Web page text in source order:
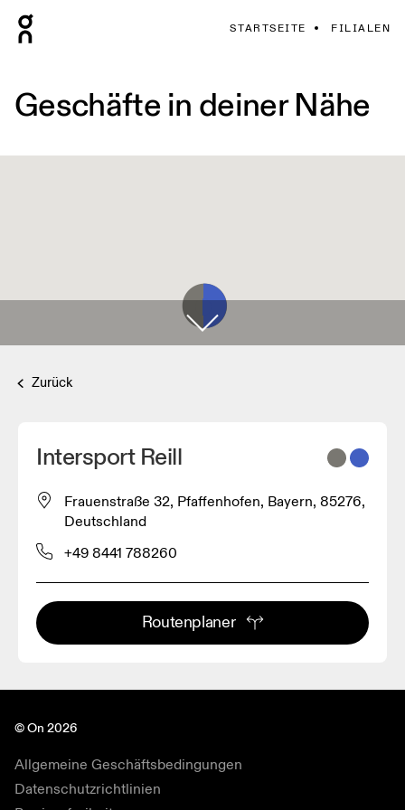
STARTSEITE FILIALEN
Geschäfte in deiner Nähe
Zurück
Intersport Reill
Frauenstraße 32, Pfaffenhofen, Bayern, 85276,
Deutschland
+49 8441 788260
Routenplaner
© On 2026
Allgemeine Geschäftsbedingungen
Datenschutzrichtlinien